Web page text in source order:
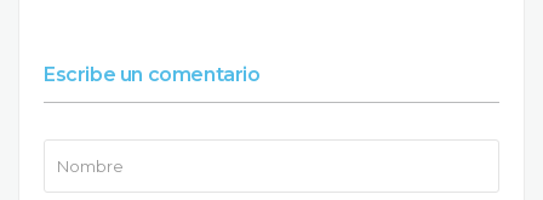
Escribe un comentario